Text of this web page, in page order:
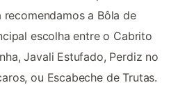
a Bôla de
escolha entre o Cabrito
Javali Estufado, Perdiz no
ou Escabeche de Trutas.